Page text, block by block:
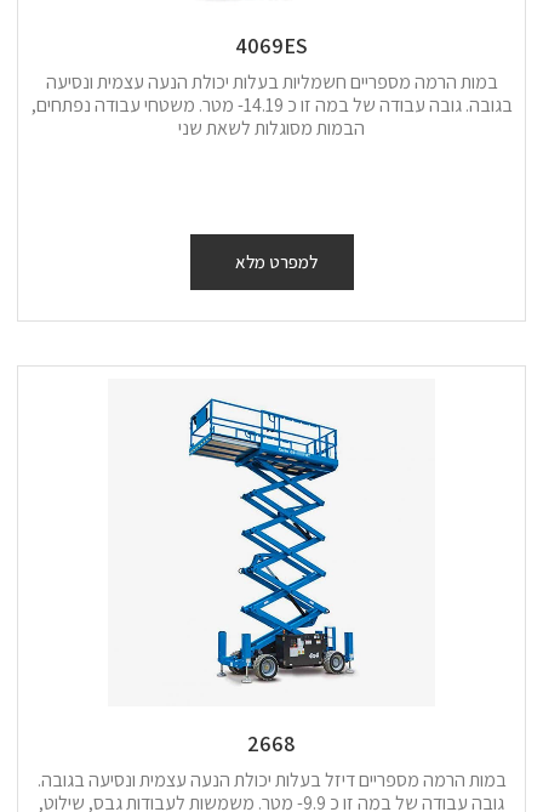
4069ES
במות הרמה מספריים חשמליות בעלות יכולת הנעה עצמית ונסיעה
בגובה. גובה עבודה של במה זו כ 14.19- מטר. משטחי עבודה נפתחים,
הבמות מסוגלות לשאת שני
למפרט מלא
2668
במות הרמה מספריים דיזל בעלות יכולת הנעה עצמית ונסיעה בגובה.
גובה עבודה של במה זו כ 9.9- מטר. משמשות לעבודות גבס, שילוט,